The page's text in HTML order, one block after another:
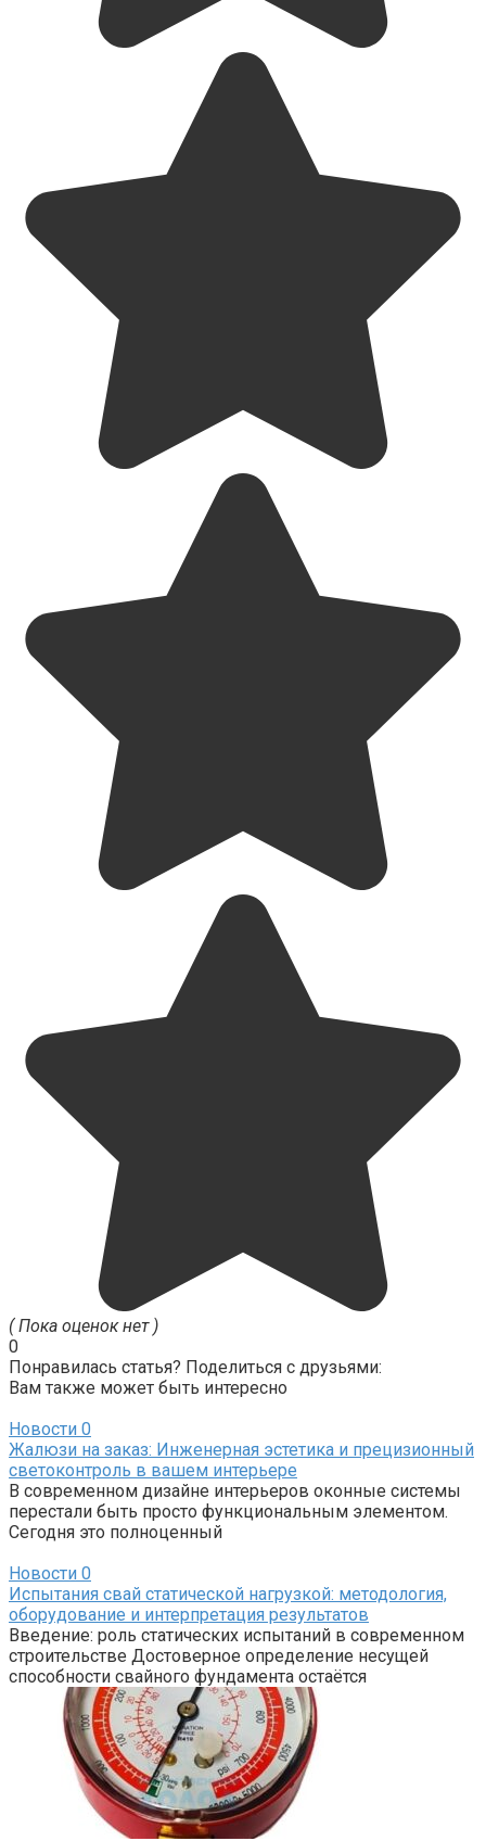
( Пока оценок нет )
0
Понравилась статья? Поделиться с друзьями:
Вам также может быть интересно
Новости 0
Жалюзи на заказ: Инженерная эстетика и прецизионный
светоконтроль в вашем интерьере
В современном дизайне интерьеров оконные системы
перестали быть просто функциональным элементом.
Сегодня это полноценный
Новости 0
Испытания свай статической нагрузкой: методология,
оборудование и интерпретация результатов
Введение: роль статических испытаний в современном
строительстве Достоверное определение несущей
способности свайного фундамента остаётся